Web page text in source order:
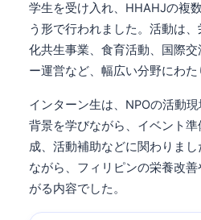
学生を受け入れ、HHAHJの複
う形で行われました。活動は
化共生事業、食育活動、国際
ー運営など、幅広い分野にわた
インターン生は、NPOの活動
背景を学びながら、イベント
成、活動補助などに関わりま
ながら、フィリピンの栄養改
がる内容でした。